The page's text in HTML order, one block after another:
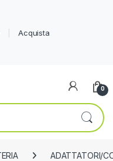
Acquista
0
ADATTATORI/